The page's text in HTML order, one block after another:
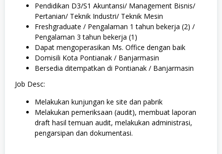
Pendidikan D3/S1 Akuntansi/ Management Bisnis/
Pertanian/ Teknik Industri/ Teknik Mesin
Freshgraduate / Pengalaman 1 tahun bekerja (2) /
Pengalaman 3 tahun bekerja (1)
Dapat mengoperasikan Ms. Office dengan baik
Domisili Kota Pontianak / Banjarmasin
Bersedia ditempatkan di Pontianak / Banjarmasin
Job Desc:
Melakukan kunjungan ke site dan pabrik
Melakukan pemeriksaan (audit), membuat laporan
draft hasil temuan audit, melakukan administrasi,
pengarsipan dan dokumentasi.